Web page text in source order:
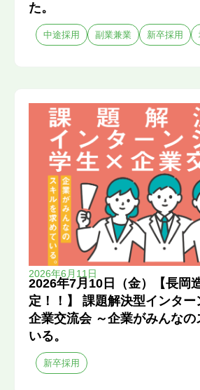
た。
中途採用 副業兼業 新卒採用
2026年6月11日
2026年7月10日（金）【長岡
定！！】 課題解決型インタ
企業交流会 ～企業がみんなの
いる。
新卒採用